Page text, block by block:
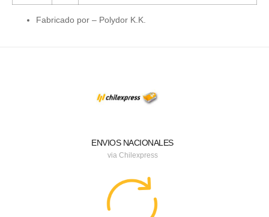
Fabricado por – Polydor K.K.
ENVIOS NACIONALES
via Chilexpress